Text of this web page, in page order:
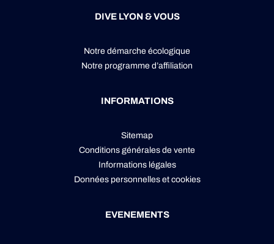
DIVE LYON & VOUS
Notre démarche écologique
Notre programme d’affiliation
INFORMATIONS
Sitemap
Conditions générales de vente
Informations légales
Données personnelleset cookies
EVENEMENTS